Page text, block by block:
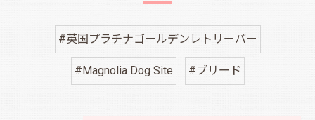
#英国プラチナゴールデンレトリーバー
#Magnolia Dog Site #ブリード